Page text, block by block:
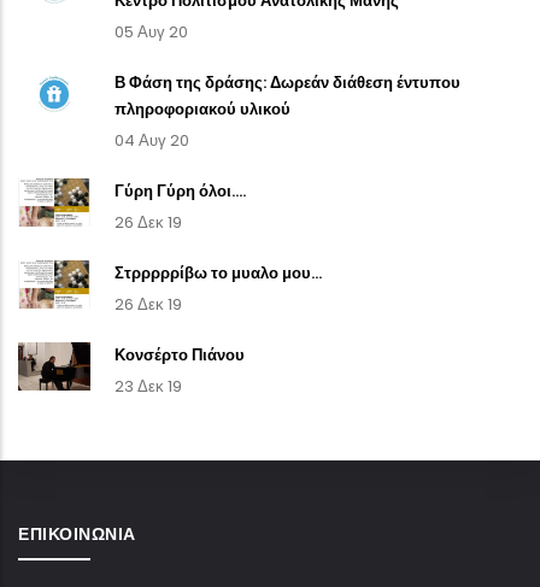
05 Αυγ 20
Β Φάση της δράσης: Δωρεάν διάθεση έντυπου
πληροφοριακού υλικού
04 Αυγ 20
Γύρη Γύρη όλοι....
26 Δεκ 19
Στρρρρρίβω το μυαλο μου...
26 Δεκ 19
Κονσέρτο Πιάνου
23 Δεκ 19
ΕΠΙΚΟΙΝΩΝΊΑ